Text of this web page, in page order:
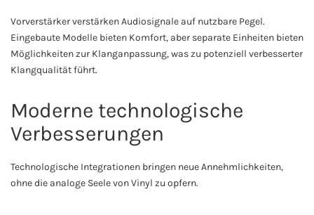
Vorverstärker verstärken Audiosignale auf nutzbare Pegel.
Eingebaute Modelle bieten Komfort, aber separate Einheiten bieten
Möglichkeiten zur Klanganpassung, was zu potenziell verbesserter
Klangqualität führt.
Moderne technologische
Verbesserungen
Technologische Integrationen bringen neue Annehmlichkeiten,
ohne die analoge Seele von Vinyl zu opfern.